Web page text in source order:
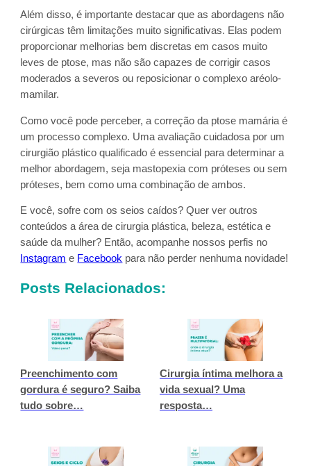
Além disso, é importante destacar que as abordagens não
cirúrgicas têm limitações muito significativas. Elas podem
proporcionar melhorias bem discretas em casos muito
leves de ptose, mas não são capazes de corrigir casos
moderados a severos ou reposicionar o complexo aréolo-
mamilar.
Como você pode perceber, a correção da ptose mamária é
um processo complexo. Uma avaliação cuidadosa por um
cirurgião plástico qualificado é essencial para determinar a
melhor abordagem, seja mastopexia com próteses ou sem
próteses, bem como uma combinação de ambos.
E você, sofre com os seios caídos? Quer ver outros
conteúdos a área de cirurgia plástica, beleza, estética e
saúde da mulher? Então, acompanhe nossos perfis no
Instagram e Facebook para não perder nenhuma novidade!
Posts Relacionados:
Preenchimento com
gordura é seguro? Saiba
tudo sobre…
Cirurgia íntima melhora a
vida sexual? Uma
resposta…